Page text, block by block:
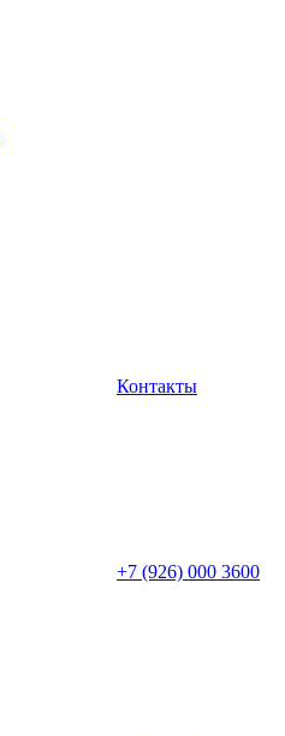
Контакты
+7 (926) 000 3600